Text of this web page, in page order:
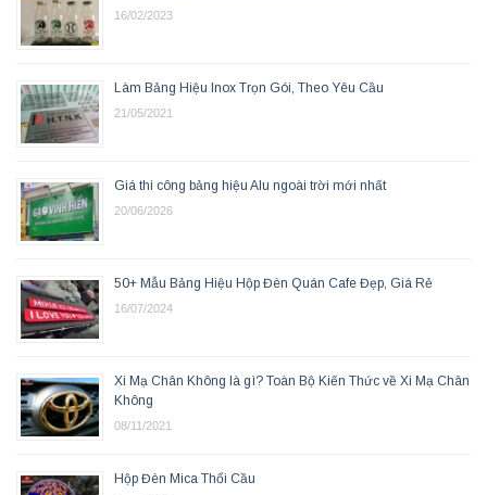
16/02/2023
Làm Bảng Hiệu Inox Trọn Gói, Theo Yêu Cầu
21/05/2021
Giá thi công bảng hiệu Alu ngoài trời mới nhất
20/06/2026
50+ Mẫu Bảng Hiệu Hộp Đèn Quán Cafe Đẹp, Giá Rẻ
16/07/2024
Xi Mạ Chân Không là gì? Toàn Bộ Kiến Thức về Xi Mạ Chân
Không
08/11/2021
Hộp Đèn Mica Thổi Cầu